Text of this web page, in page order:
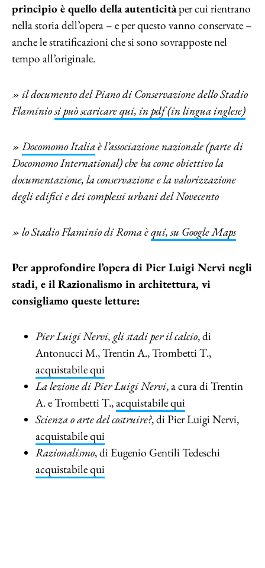
principio è quello della autenticitàper cui rientrano
nella storia dell’opera – e per questo vanno conservate –
anche le stratificazioni che si sono sovrapposte nel
tempo all’originale.
» il documento del Piano di Conservazione dello Stadio
Flaminiosi può scaricare qui, in pdf (in lingua inglese)
» Docomomo Italiaè l’associazione nazionale (parte di
Docomomo International) che ha come obiettivo la
documentazione, la conservazione e la valorizzazione
degli edifici e dei complessi urbani del Novecento
» lo Stadio Flaminio di Roma èqui, su Google Maps
Per approfondire l’opera di Pier Luigi Nervi negli
stadi, e il Razionalismo in architettura, vi
consigliamo queste letture:
Pier Luigi Nervi, gli stadi per il calcio, di
Antonucci M., Trentin A., Trombetti T.,
acquistabile qui
La lezione di Pier Luigi Nervi, a cura di Trentin
A. e Trombetti T.,acquistabile qui
Scienza o arte del costruire?, di Pier Luigi Nervi,
acquistabile qui
Razionalismo, di Eugenio Gentili Tedeschi
acquistabile qui